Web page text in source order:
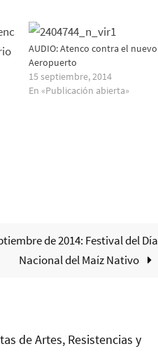
AUDIO: Atenco contra el nuevo
Aeropuerto
15 septiembre, 2014
En «Publicación abierta»
de 2014: Festival del Día
Nacional del Maíz Nativo
de Artes, Resistencias y